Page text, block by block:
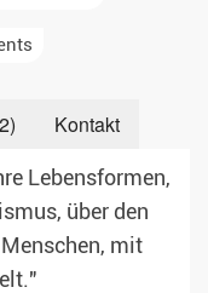
Kontakt
Lebensformen,
über den
mit